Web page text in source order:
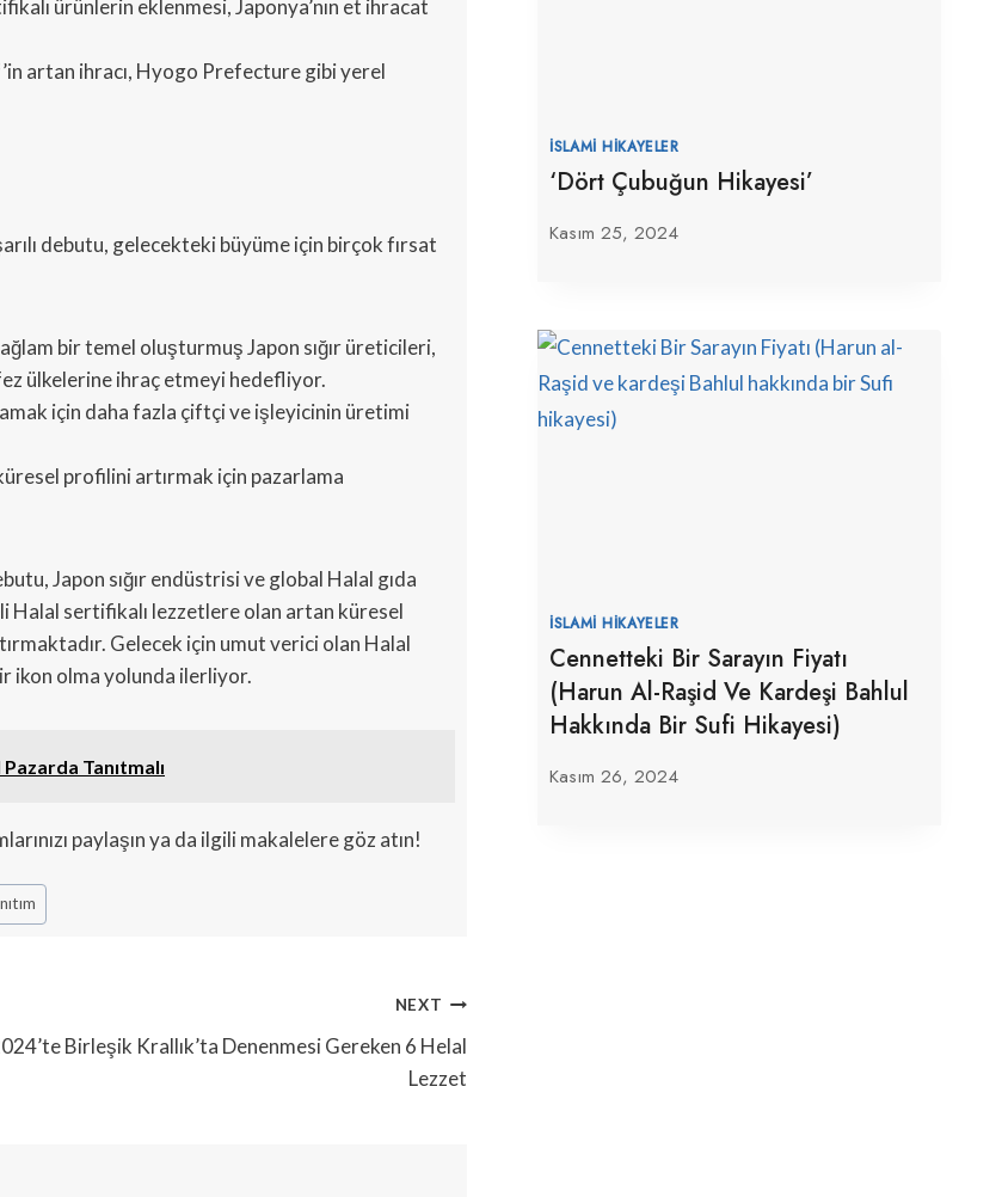
ürünlerin eklenmesi, Japonya’nın et ihracat
artan ihracı, Hyogo Prefecture gibi yerel
debutu, gelecekteki büyüme için birçok fırsat
bir temel oluşturmuş Japon sığır üreticileri,
ülkelerine ihraç etmeyi hedefliyor.
için daha fazla çiftçi ve işleyicinin üretimi
profilini artırmak için pazarlama
Japon sığır endüstrisi ve global Halal gıda
Halal sertifikalı lezzetlere olan artan küresel
Gelecek için umut verici olan Halal
ikon olma yolunda ilerliyor.
Tanıtmalı
paylaşın ya da ilgili makalelere göz atın!
NEXT
Birleşik Krallık’ta Denenmesi Gereken 6 Helal
Lezzet
İSLAMI HIKAYELER
‘Dört Çubuğun Hikayesi’
Kasım 25, 2024
İSLAMI HIKAYELER
Cennetteki Bir Sarayın Fiyatı
(Harun Al-Raşid Ve Kardeşi Bahlul
Hakkında Bir Sufi Hikayesi)
Kasım 26, 2024